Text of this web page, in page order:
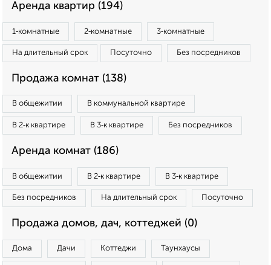
Аренда квартир (194)
1‑комнатные 2‑комнатные 3‑комнатные
На длительный срок Посуточно Без посредников
Продажа комнат (138)
В общежитии В коммунальной квартире
В 2‑к квартире В 3‑к квартире Без посредников
Аренда комнат (186)
В общежитии В 2‑к квартире В 3‑к квартире
Без посредников На длительный срок Посуточно
Продажа домов, дач, коттеджей (0)
Дома Дачи Коттеджи Таунхаусы